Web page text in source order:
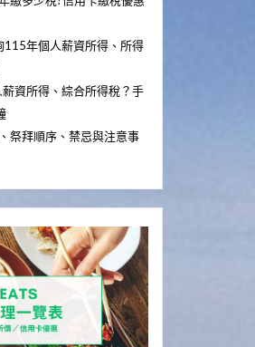
115年個人薪資所得、所得
資所得、綜合所得稅？手
祭拜順序、禁忌與注意事